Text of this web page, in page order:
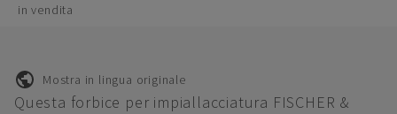
in vendita
Mostra in lingua originale
Questa forbice per impiallacciatura FISCHER &